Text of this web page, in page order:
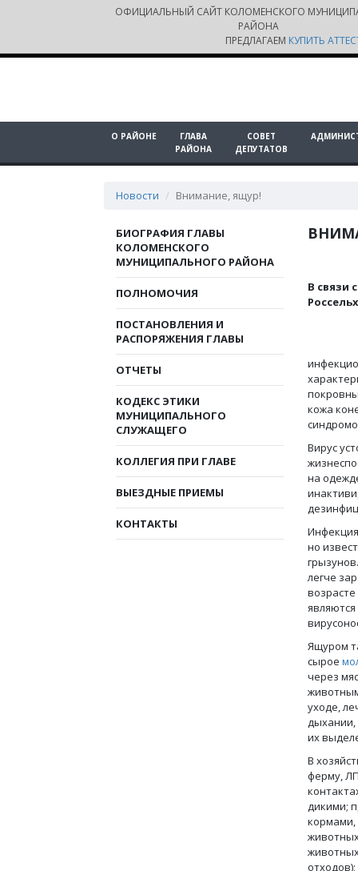
ОФИЦИАЛЬНЫЙ САЙТ КОЛОМЕНСКОГО
РАЙОНА
ПРЕДЛАГАЕМ КУПИТЬ
О РАЙОНЕ
ГЛАВА
РАЙОНА
СОВЕТ
ДЕПУТАТОВ
Новости Внимание, ящур!
БИОГРАФИЯ ГЛАВЫ
КОЛОМЕНСКОГО
МУНИЦИПАЛЬНОГО РАЙОНА
ПОЛНОМОЧИЯ
ПОСТАНОВЛЕНИЯ И
РАСПОРЯЖЕНИЯ ГЛАВЫ
ОТЧЕТЫ
КОДЕКС ЭТИКИ
МУНИЦИПАЛЬНОГО
СЛУЖАЩЕГО
КОЛЛЕГИЯ ПРИ ГЛАВЕ
ВЫЕЗДНЫЕ ПРИЕМЫ
КОНТАКТЫ
В связи
кожа
Вирус
на
но
легче
Ящуром
сырое
через
уходе,
дыхании,
их
В
ферму,
дикими;
кормами,